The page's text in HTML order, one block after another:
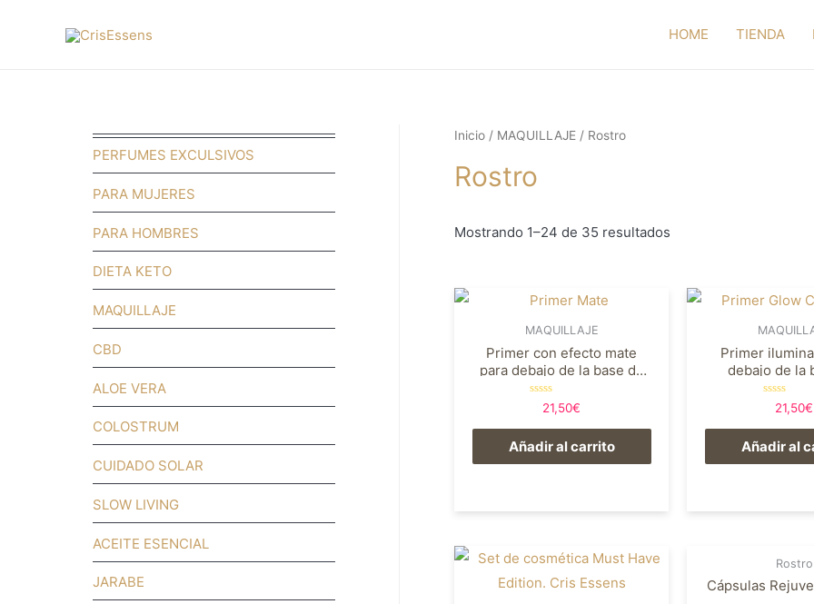
HOME TIENDA
PERFUMES EXCULSIVOS
PARA MUJERES
PARA HOMBRES
DIETA KETO
MAQUILLAJE
CBD
ALOE VERA
COLOSTRUM
CUIDADO SOLAR
SLOW LIVING
ACEITE ESENCIAL
JARABE
Inicio / MAQUILLAJE / Rostro
Rostro
Mostrando 1–24 de 35 resultados
MAQUILLAJE
Primer con efecto mate
para debajo de la base de
maquillaje
Valorado
0
5
21,50€
Añadir al carrito
Primer
debajo de la
Valorado
0
5
21,50€
Añadir al
Rostro
Cápsulas